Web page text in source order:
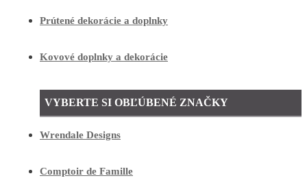
Prútené dekorácie a doplnky
Kovové doplnky a dekorácie
VYBERTE SI OBĽÚBENÉ ZNAČKY
Wrendale Designs
Comptoir de Famille